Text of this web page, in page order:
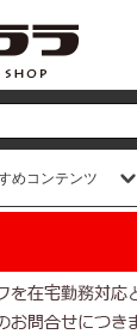
めコンテンツ